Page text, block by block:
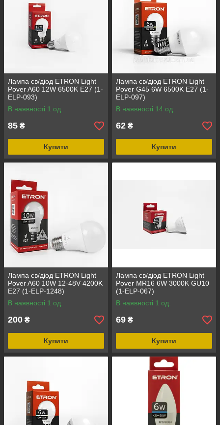
Лампа св/діод ETRON Light
Pover A60 12W 6500K E27 (1-
ELP-093)
В наявності 1 од.
85 ₴
Купити
Лампа св/діод ETRON Light
Pover G45 6W 6500K E27 (1-
ELP-097)
В наявності 14 од.
62 ₴
Купити
Лампа св/діод ETRON Light
Pover A60 10W 12-48V 4200K
E27 (1-ELP-1248)
В наявності 1 од.
200 ₴
Купити
Лампа св/діод ETRON Light
Pover MR16 6W 3000K GU10
(1-ELP-067)
В наявності 1 од.
69 ₴
Купити